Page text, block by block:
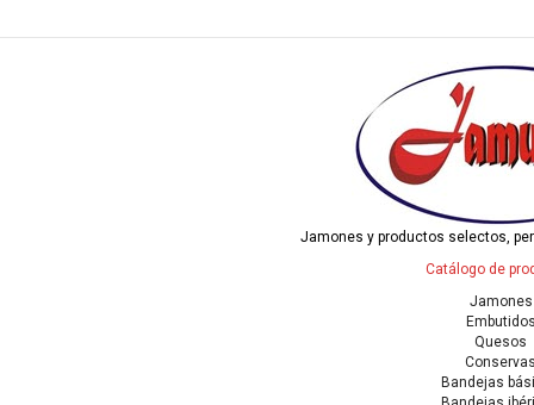
Jamones y productos selectos,
Catálogo de
Jamones
Quesos
Bandejas